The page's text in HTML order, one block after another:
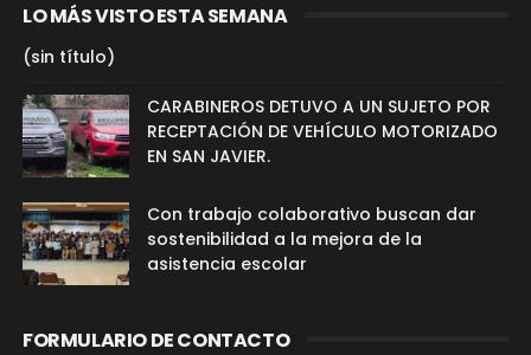
LO MÁS VISTO ESTA SEMANA
(sin título)
CARABINEROS DETUVO A UN SUJETO POR
RECEPTACIÓN DE VEHÍCULO MOTORIZADO
EN SAN JAVIER.
Con trabajo colaborativo buscan dar
sostenibilidad a la mejora de la
asistencia escolar
FORMULARIO DE CONTACTO